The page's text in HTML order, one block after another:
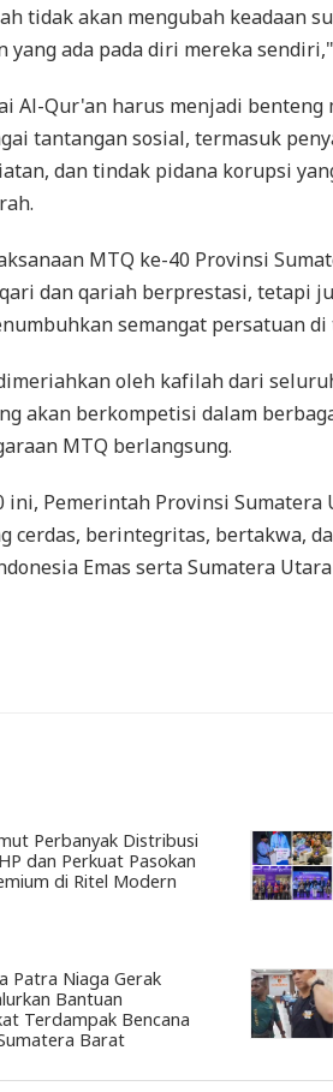
tidak akan mengubah keadaan
yang ada pada diri mereka
Al-Qur'an harus menjadi benteng
tantangan sosial, termasuk
dan tindak pidana korupsi
MTQ ke-40 Provinsi
dan qariah berprestasi, tetapi
semangat persatuan di
oleh kafilah dari
akan berkompetisi dalam
MTQ berlangsung.
ini, Pemerintah Provinsi
cerdas, berintegritas, bertakwa,
Emas serta Sumatera
Perbanyak Distribusi
dan Perkuat Pasokan
di Ritel Modern
Patra Niaga Gerak
Bantuan
Terdampak Bencana
Barat